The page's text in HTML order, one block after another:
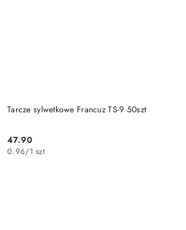
Tarcze sylwetkowe Francuz TS-9 50szt
Cena:
47.90
0.96/1 szt